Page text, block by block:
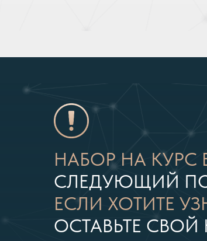
НАБОР НА КУРС
СЛЕДУЮЩИЙ
ЕСЛИ ХОТИТЕ
ОСТАВЬТЕ